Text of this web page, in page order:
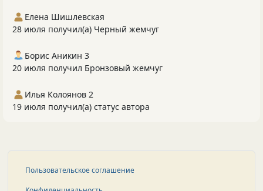
Елена Шишлевская
28 июля получил(а) Черный жемчуг
Борис Аникин 3
20 июля получил Бронзовый жемчуг
Илья Колоянов 2
19 июля получил(а) статус автора
Пользовательское соглашение